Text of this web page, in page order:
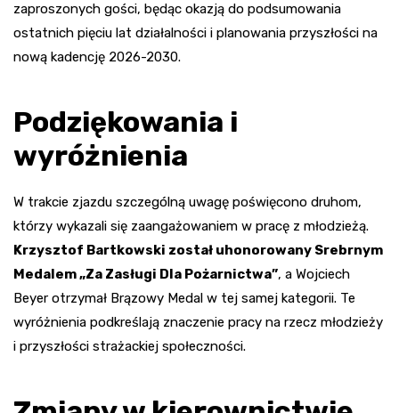
zaproszonych gości, będąc okazją do podsumowania
ostatnich pięciu lat działalności i planowania przyszłości na
nową kadencję 2026-2030.
Podziękowania i
wyróżnienia
W trakcie zjazdu szczególną uwagę poświęcono druhom,
którzy wykazali się zaangażowaniem w pracę z młodzieżą.
Krzysztof Bartkowski został uhonorowany Srebrnym
Medalem „Za Zasługi Dla Pożarnictwa”, a Wojciech
Beyer otrzymał Brązowy Medal w tej samej kategorii. Te
wyróżnienia podkreślają znaczenie pracy na rzecz młodzieży
i przyszłości strażackiej społeczności.